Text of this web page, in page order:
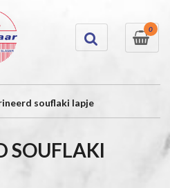
0
souflaki lapje
SOUFLAKI